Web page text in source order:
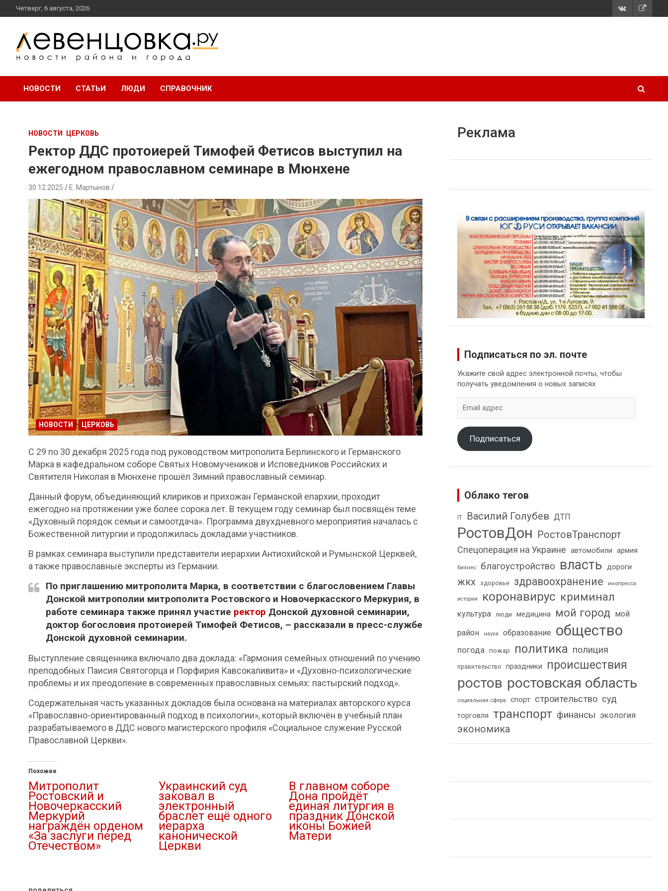
перейти
к
Четверг, 6 августа, 2026
Левенцовка Ру
НОВОСТИ СТАТЬИ ЛЮДИ СПРАВОЧНИК
НОВОСТИ ЦЕРКОВЬ
Ректор ДДС протоиерей Тимофей Фетисов выступил на
ежегодном православном семинаре в Мюнхене
30.12.2025 Е. Мартынов
НОВОСТИ ЦЕРКОВЬ
С 29 по 30 декабря 2025 года под руководством митрополита Берлинского и Германского
Марка в кафедральном соборе Святых Новомучеников и Исповедников Российских и
Святителя Николая в Мюнхене прошёл Зимний православный семинар.
Данный форум, объединяющий клириков и прихожан Германской епархии, проходит
ежегодно на протяжении уже более сорока лет. В текущем году семинар был посвящён теме
«Духовный порядок семьи и самоотдача». Программа двухдневного мероприятия началась с
Божественной литургии и продолжилась докладами участников.
В рамках семинара выступили представители иерархии Антиохийской и Румынской Церквей,
а также православные эксперты из Германии.
По приглашению митрополита Марка, в соответствии с благословением Главы
Донской митрополии митрополита Ростовского и Новочеркасского Меркурия, в
работе семинара также принял участие ректор Донской духовной семинарии,
доктор богословия протоиерей Тимофей Фетисов, – рассказали в пресс-службе
Донской духовной семинарии.
Выступление священника включало два доклада: «Гармония семейных отношений по учению
преподобных Паисия Святогорца и Порфирия Кавсокаливита» и «Духовно-психологические
проблемы и их преодоление в современных православных семьях: пастырский подход».
Содержательная часть указанных докладов была основана на материалах авторского курса
«Православно-ориентированный подход в психологии», который включён в учебный план
разрабатываемого в ДДС нового магистерского профиля «Социальное служение Русской
Православной Церкви».
Похожее
Митрополит
Ростовский и
Новочеркасский
Меркурий
награждён орденом
«За заслуги перед
Отечеством»
Украинский суд
заковал в
электронный
браслет ещё одного
иерарха
канонической
Церкви
В главном соборе
Дона пройдёт
единая литургия в
праздник Донской
иконы Божией
Матери
Реклама
Подписаться по эл. почте
Укажите свой адрес электронной почты, чтобы
получать уведомления о новых записях
адрес
Подписаться
Облако тегов
IT Василий Голубев ДТП
РостовДон РостовТранспорт
Спецоперация на Украине автомобили армия
бизнес благоустройство власть дороги
жкх здоровье здравоохранение инопресса
история коронавирус криминал
культура люди медицина мой город мой
район
наука образование общество
погода пожар политика полиция
правительство праздники происшествия
ростов ростовская область
социальная сфера спорт строительство суд
торговля транспорт финансы экология
экономика